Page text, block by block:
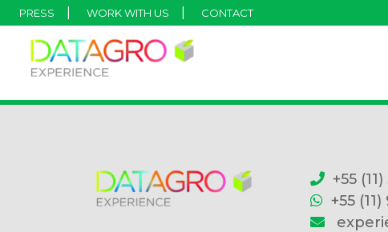
PRESS WORK WITH US CONTACT
+55
+55